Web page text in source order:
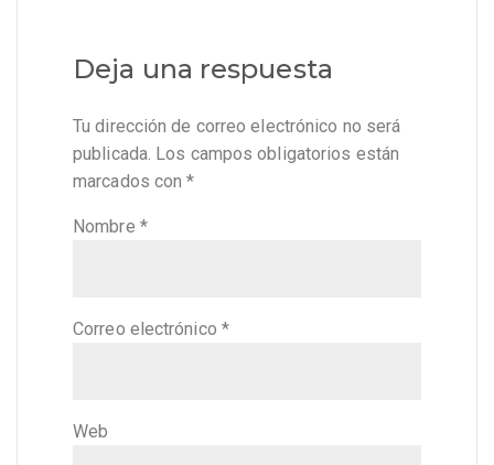
Deja una respuesta
Tu dirección de correo electrónico no será
publicada. Los campos obligatorios están
marcados con*
Nombre *
Correo electrónico *
Web